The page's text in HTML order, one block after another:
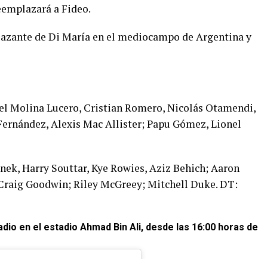
a Fideo.
de Di María en el mediocampo de Argentina y
Molina Lucero, Cristian Romero, Nicolás Otamendi,
Alexis Mac Allister; Papu Gómez, Lionel
Harry Souttar, Kye Rowies, Aziz Behich; Aaron
Goodwin; Riley McGreey; Mitchell Duke. DT:
en el estadio Ahmad Bin Ali, desde las 16:00 horas de